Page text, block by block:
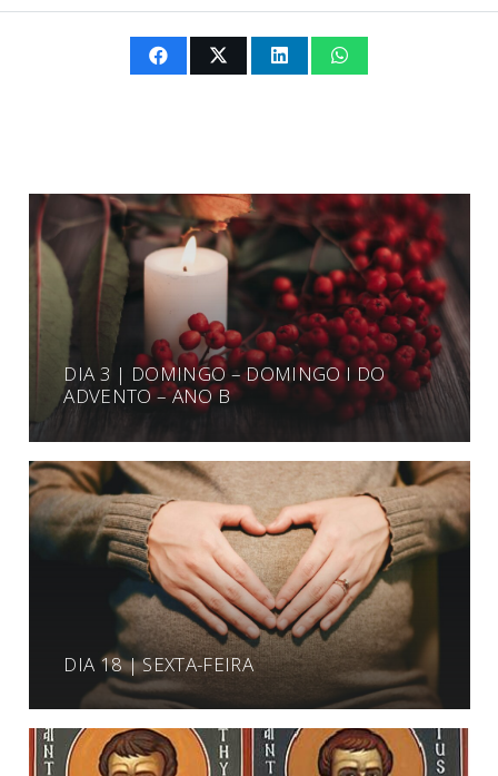
DIA 3 | DOMINGO – DOMINGO I DO
ADVENTO – ANO B
DIA 18 | SEXTA-FEIRA